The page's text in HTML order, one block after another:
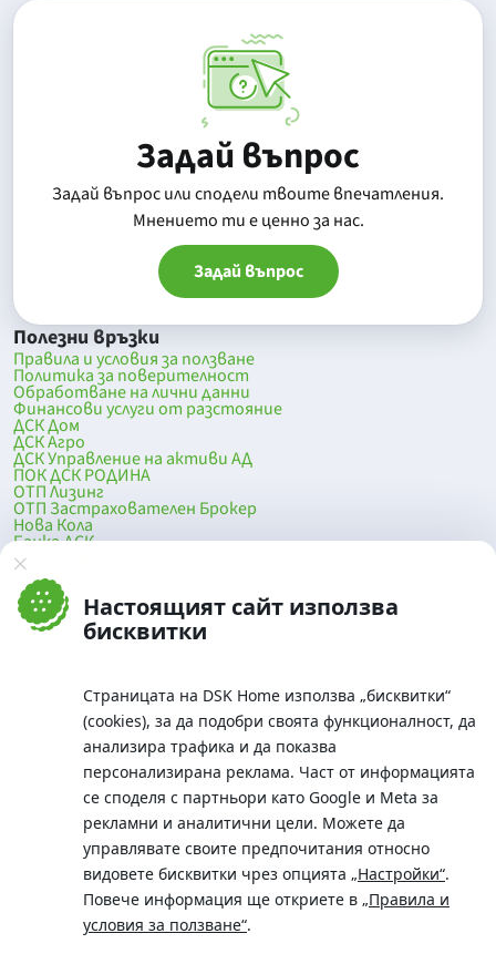
Настоящият сайт използва
бисквитки
Страницата на DSK Home използва „бисквитки“
(cookies), за да подобри своята функционалност, да
анализира трафика и да показва
персонализирана реклама. Част от информацията
се споделя с партньори като Google и Meta за
рекламни и аналитични цели. Можете да
управлявате своите предпочитания относно
видовете бисквитки чрез опцията „Настройки“.
Повече информация ще откриете в „Правила и
условия за ползване“.
Задай въпрос
Задай въпрос или сподели твоите впечатления.
Mнението ти е ценно за нас.
Задай въпрос
Полезни връзки
Правила и условия за ползване
Политика за поверителност
Обработване на лични данни
Финансови услуги от разстояние
ДСК Дом
ДСК Агро
ДСК Управление на активи АД
ПОК ДСК РОДИНА
ОТП Лизинг
ОТП Застрахователен Брокер
Нова Кола
Банка ДСК
DSK Mobile
Оферти за продажба от Банка ДСК
Клонова мрежа и банкомати
До началото на страницата
Телефон:
0700 10 375 / *2375
Московска No.19 / ул. Г. Бенковски No. 5, София 1036
SWIFT/BIC: